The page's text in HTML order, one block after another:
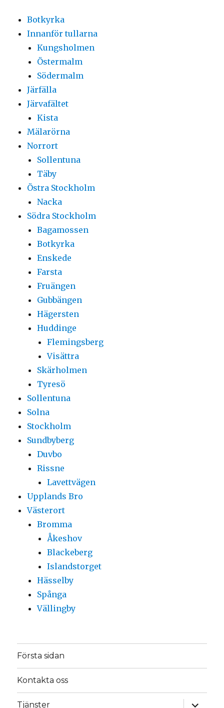
Botkyrka
Innanför tullarna
Kungsholmen
Östermalm
Södermalm
Järfälla
Järvafältet
Kista
Mälarörna
Norrort
Sollentuna
Täby
Östra Stockholm
Nacka
Södra Stockholm
Bagamossen
Botkyrka
Enskede
Farsta
Fruängen
Gubbängen
Hägersten
Huddinge
Flemingsberg
Visättra
Skärholmen
Tyresö
Sollentuna
Solna
Stockholm
Sundbyberg
Duvbo
Rissne
Lavettvägen
Upplands Bro
Västerort
Bromma
Åkeshov
Blackeberg
Islandstorget
Hässelby
Spånga
Vällingby
Första sidan
Kontakta oss
Tjänster